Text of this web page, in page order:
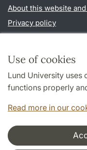
Use of cookies
Lund University uses
functions properly
Read more in our
About this website
Privacy policy
Follow us in social